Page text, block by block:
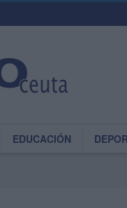
EDUCACIÓN